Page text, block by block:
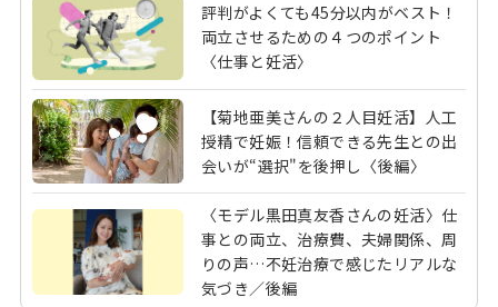
評判がよくても45分以内がベスト！
両立させるための４つのポイント
〈仕事と妊活〉
【菊地亜美さんの２人目妊活】人工
授精で妊娠！信頼できる先生との出
会いが“選択"を後押し〈後編〉
〈モデル黒田真友香さんの妊活〉仕
事との両立、治療費、夫婦関係、周
りの声…不妊治療で感じたリアルな
気づき／後編